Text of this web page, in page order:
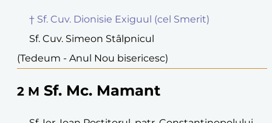
† Sf. Cuv. Dionisie Exiguul (cel Smerit)
Sf. Cuv. Simeon Stâlpnicul
(Tedeum - Anul Nou bisericesc)
2 M Sf. Mc. Mamant